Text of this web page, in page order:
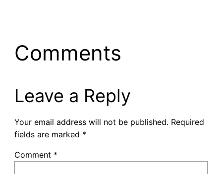
Comments
Leave a Reply
Your email address will not be published. Required
fields are marked *
Comment *